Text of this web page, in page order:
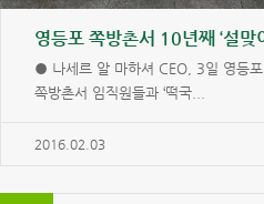
● 나세르 알 마하셔 CEO, 3일 영등포
쪽방촌서 임직원들과 ‘떡국...
2016.02.03